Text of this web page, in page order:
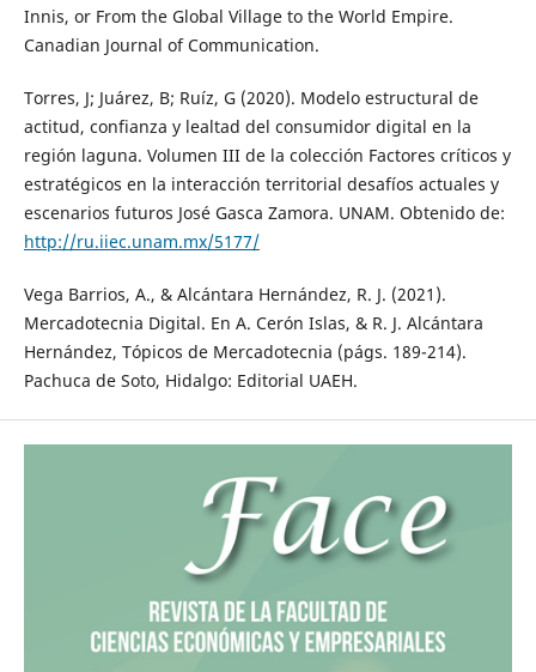
Innis, or From the Global Village to the World Empire.
Canadian Journal of Communication.
Torres, J; Juárez, B; Ruíz, G (2020). Modelo estructural de
actitud, confianza y lealtad del consumidor digital en la
región laguna. Volumen III de la colección Factores críticos y
estratégicos en la interacción territorial desafíos actuales y
escenarios futuros José Gasca Zamora. UNAM. Obtenido de:
http://ru.iiec.unam.mx/5177/
Vega Barrios, A., & Alcántara Hernández, R. J. (2021).
Mercadotecnia Digital. En A. Cerón Islas, & R. J. Alcántara
Hernández, Tópicos de Mercadotecnia (págs. 189-214).
Pachuca de Soto, Hidalgo: Editorial UAEH.